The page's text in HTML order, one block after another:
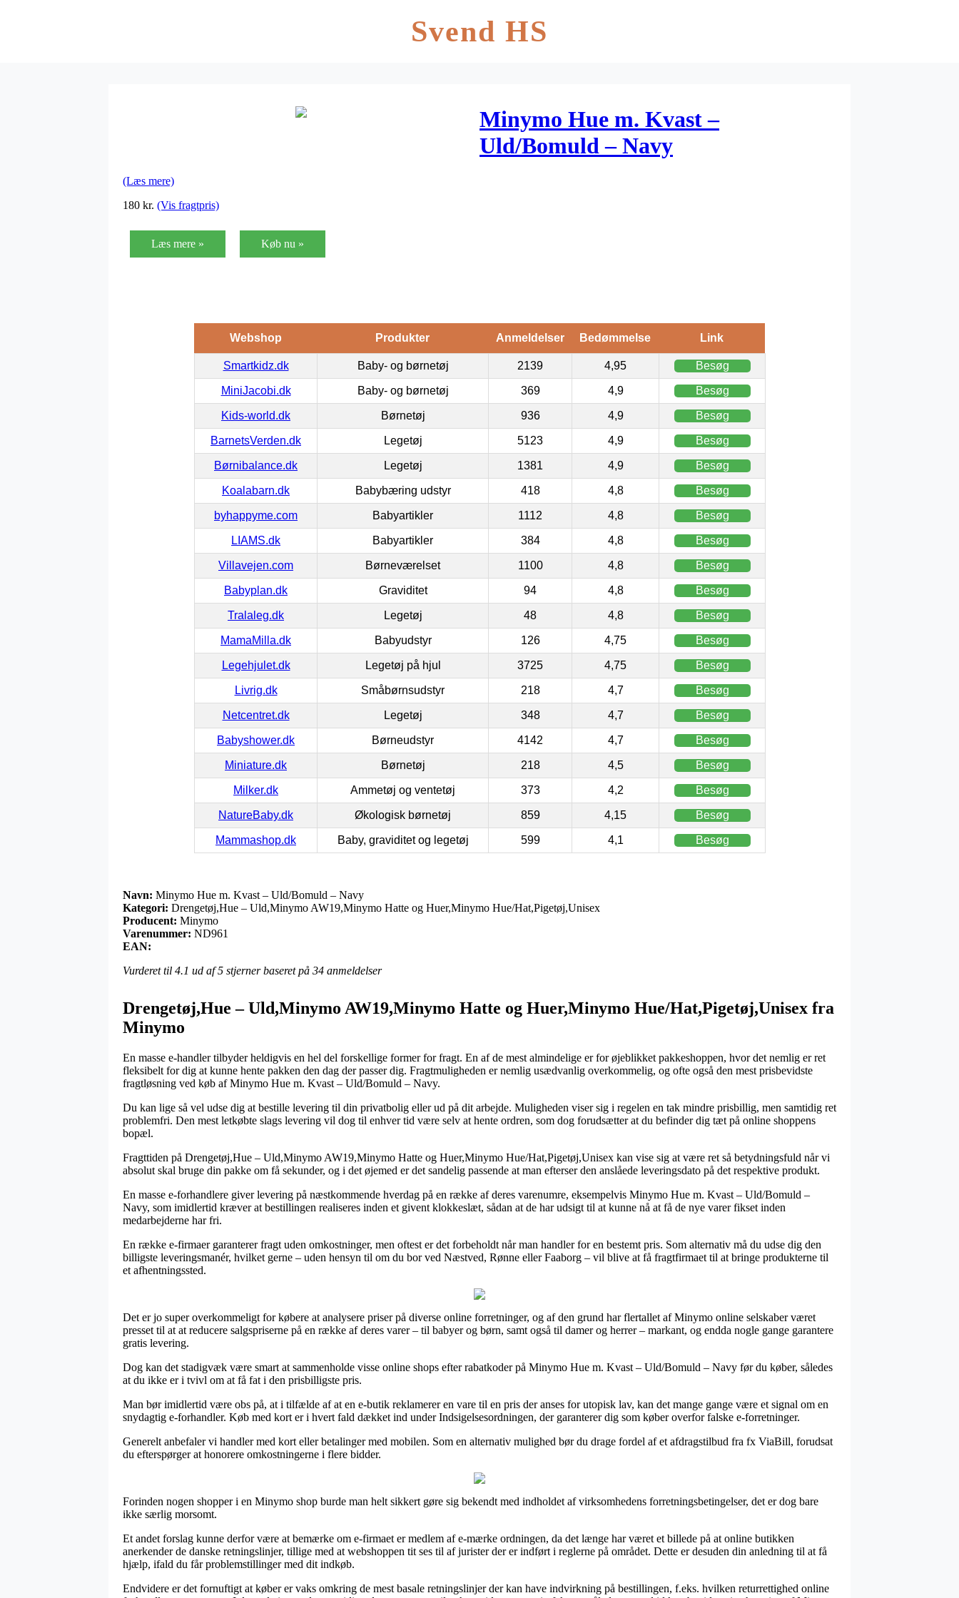
Svend HS
Minymo Hue m. Kvast –
Uld/Bomuld – Navy
(Læs mere)
180 kr. (Vis fragtpris)
Læs mere » Køb nu »
Webshop Produkter Anmeldelser Bedømmelse Link
Smartkidz.dk Baby- og børnetøj 2139 4,95 Besøg
MiniJacobi.dk Baby- og børnetøj 369 4,9 Besøg
Kids-world.dk Børnetøj 936 4,9 Besøg
BarnetsVerden.dk Legetøj 5123 4,9 Besøg
Børnibalance.dk Legetøj 1381 4,9 Besøg
Koalabarn.dk Babybæring udstyr 418 4,8 Besøg
byhappyme.com Babyartikler 1112 4,8 Besøg
LIAMS.dk Babyartikler 384 4,8 Besøg
Villavejen.com Børneværelset 1100 4,8 Besøg
Babyplan.dk Graviditet 94 4,8 Besøg
Tralaleg.dk Legetøj 48 4,8 Besøg
MamaMilla.dk Babyudstyr 126 4,75 Besøg
Legehjulet.dk Legetøj på hjul 3725 4,75 Besøg
Livrig.dk Småbørnsudstyr 218 4,7 Besøg
Netcentret.dk Legetøj 348 4,7 Besøg
Babyshower.dk Børneudstyr 4142 4,7 Besøg
Miniature.dk Børnetøj 218 4,5 Besøg
Milker.dk Ammetøj og ventetøj 373 4,2 Besøg
NatureBaby.dk Økologisk børnetøj 859 4,15 Besøg
Mammashop.dk Baby, graviditet og legetøj 599 4,1 Besøg
Navn: Minymo Hue m. Kvast – Uld/Bomuld – Navy
Kategori: Drengetøj,Hue – Uld,Minymo AW19,Minymo Hatte og Huer,Minymo Hue/Hat,Pigetøj,Unisex
Producent: Minymo
Varenummer: ND961
EAN:
Vurderet til 4.1 ud af 5 stjerner baseret på 34 anmeldelser
Drengetøj,Hue – Uld,Minymo AW19,Minymo Hatte og Huer,Minymo Hue/Hat,Pigetøj,Unisex fra
Minymo
En masse e-handler tilbyder heldigvis en hel del forskellige former for fragt. En af de mest almindelige er for øjeblikket pakkeshoppen, hvor det nemlig er ret
fleksibelt for dig at kunne hente pakken den dag der passer dig. Fragtmuligheden er nemlig usædvanlig overkommelig, og ofte også den mest prisbevidste
fragtløsning ved køb af Minymo Hue m. Kvast – Uld/Bomuld – Navy.
Du kan lige så vel udse dig at bestille levering til din privatbolig eller ud på dit arbejde. Muligheden viser sig i regelen en tak mindre prisbillig, men samtidig ret
problemfri. Den mest letkøbte slags levering vil dog til enhver tid være selv at hente ordren, som dog forudsætter at du befinder dig tæt på online shoppens
bopæl.
Fragttiden på Drengetøj,Hue – Uld,Minymo AW19,Minymo Hatte og Huer,Minymo Hue/Hat,Pigetøj,Unisex kan vise sig at være ret så betydningsfuld når vi
absolut skal bruge din pakke om få sekunder, og i det øjemed er det sandelig passende at man efterser den anslåede leveringsdato på det respektive produkt.
En masse e-forhandlere giver levering på næstkommende hverdag på en række af deres varenumre, eksempelvis Minymo Hue m. Kvast – Uld/Bomuld –
Navy, som imidlertid kræver at bestillingen realiseres inden et givent klokkeslæt, sådan at de har udsigt til at kunne nå at få de nye varer fikset inden
medarbejderne har fri.
En række e-firmaer garanterer fragt uden omkostninger, men oftest er det forbeholdt når man handler for en bestemt pris. Som alternativ må du udse dig den
billigste leveringsmanér, hvilket gerne – uden hensyn til om du bor ved Næstved, Rønne eller Faaborg – vil blive at få fragtfirmaet til at bringe produkterne til
et afhentningssted.
Det er jo super overkommeligt for købere at analysere priser på diverse online forretninger, og af den grund har flertallet af Minymo online selskaber været
presset til at at reducere salgspriserne på en række af deres varer – til babyer og børn, samt også til damer og herrer – markant, og endda nogle gange garantere
gratis levering.
Dog kan det stadigvæk være smart at sammenholde visse online shops efter rabatkoder på Minymo Hue m. Kvast – Uld/Bomuld – Navy før du køber, således
at du ikke er i tvivl om at få fat i den prisbilligste pris.
Man bør imidlertid være obs på, at i tilfælde af at en e-butik reklamerer en vare til en pris der anses for utopisk lav, kan det mange gange være et signal om en
snydagtig e-forhandler. Køb med kort er i hvert fald dækket ind under Indsigelsesordningen, der garanterer dig som køber overfor falske e-forretninger.
Generelt anbefaler vi handler med kort eller betalinger med mobilen. Som en alternativ mulighed bør du drage fordel af et afdragstilbud fra fx ViaBill, forudsat
du efterspørger at honorere omkostningerne i flere bidder.
Forinden nogen shopper i en Minymo shop burde man helt sikkert gøre sig bekendt med indholdet af virksomhedens forretningsbetingelser, det er dog bare
ikke særlig morsomt.
Et andet forslag kunne derfor være at bemærke om e-firmaet er medlem af e-mærke ordningen, da det længe har været et billede på at online butikken
anerkender de danske retningslinjer, tillige med at webshoppen tit ses til af jurister der er indført i reglerne på området. Dette er desuden din anledning til at få
hjælp, ifald du får problemstillinger med dit indkøb.
Endvidere er det fornuftigt at køber er vaks omkring de mest basale retningslinjer der kan have indvirkning på bestillingen, f.eks. hvilken returrettighed online